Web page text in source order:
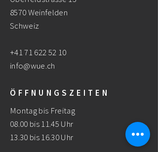
8570 Weinfelden
Schweiz
+41 71 622 52 10
info@wue.ch
ÖFFNUNGSZEITEN
Montag bis Freitag
08.00 bis 11.45 Uhr
13.30 bis 16.30 Uhr